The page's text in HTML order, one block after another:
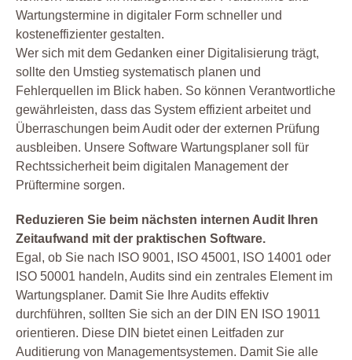
Wartungstermine in digitaler Form schneller und
kosteneffizienter gestalten.
Wer sich mit dem Gedanken einer Digitalisierung trägt,
sollte den Umstieg systematisch planen und
Fehlerquellen im Blick haben. So können Verantwortliche
gewährleisten, dass das System effizient arbeitet und
Überraschungen beim Audit oder der externen Prüfung
ausbleiben. Unsere Software Wartungsplaner soll für
Rechtssicherheit beim digitalen Management der
Prüftermine sorgen.
Reduzieren Sie beim nächsten internen Audit Ihren
Zeitaufwand mit der praktischen Software.
Egal, ob Sie nach ISO 9001, ISO 45001, ISO 14001 oder
ISO 50001 handeln, Audits sind ein zentrales Element im
Wartungsplaner. Damit Sie Ihre Audits effektiv
durchführen, sollten Sie sich an der DIN EN ISO 19011
orientieren. Diese DIN bietet einen Leitfaden zur
Auditierung von Managementsystemen. Damit Sie alle